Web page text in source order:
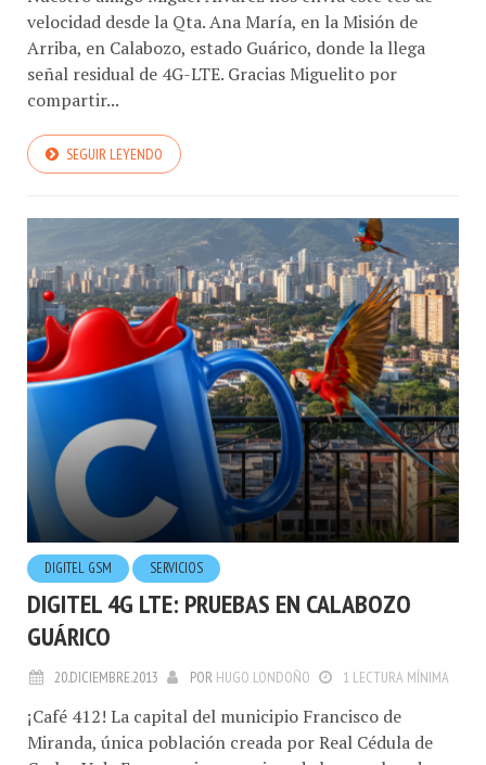
Arriba, en Calabozo, estado Guárico, donde la llega
señal residual de 4G-LTE. Gracias Miguelito por
compartir...
SEGUIR LEYENDO
DIGITEL GSM SERVICIOS
DIGITEL 4G LTE: PRUEBAS EN CALABOZO
GUÁRICO
Miranda, única población creada por Real Cédula de
Carlos V de Europa, vive emocionada las pruebas de